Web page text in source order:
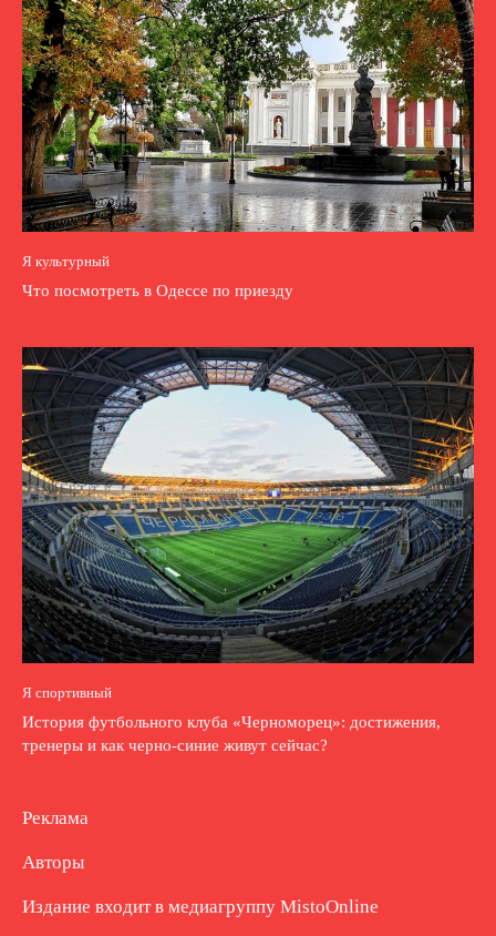
Я культурный
Что посмотреть в Одессе по приезду
Я спортивный
История футбольного клуба «Черноморец»: достижения,
тренеры и как черно-синие живут сейчас?
Реклама
Авторы
Издание входит в медиагруппу MistoOnline